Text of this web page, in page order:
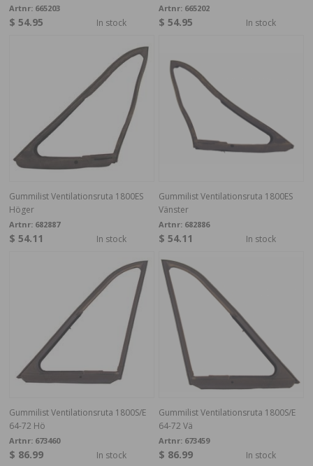
Artnr: 665203
$ 54.95 In stock
Artnr: 665202
$ 54.95 In stock
Gummilist Ventilationsruta 1800ES
Höger
Artnr: 682887
$ 54.11 In stock
Gummilist Ventilationsruta 1800ES
Vänster
Artnr: 682886
$ 54.11 In stock
Gummilist Ventilationsruta 1800S/E
64-72 Hö
Artnr: 673460
$ 86.99 In stock
Gummilist Ventilationsruta 1800S/E
64-72 Vä
Artnr: 673459
$ 86.99 In stock